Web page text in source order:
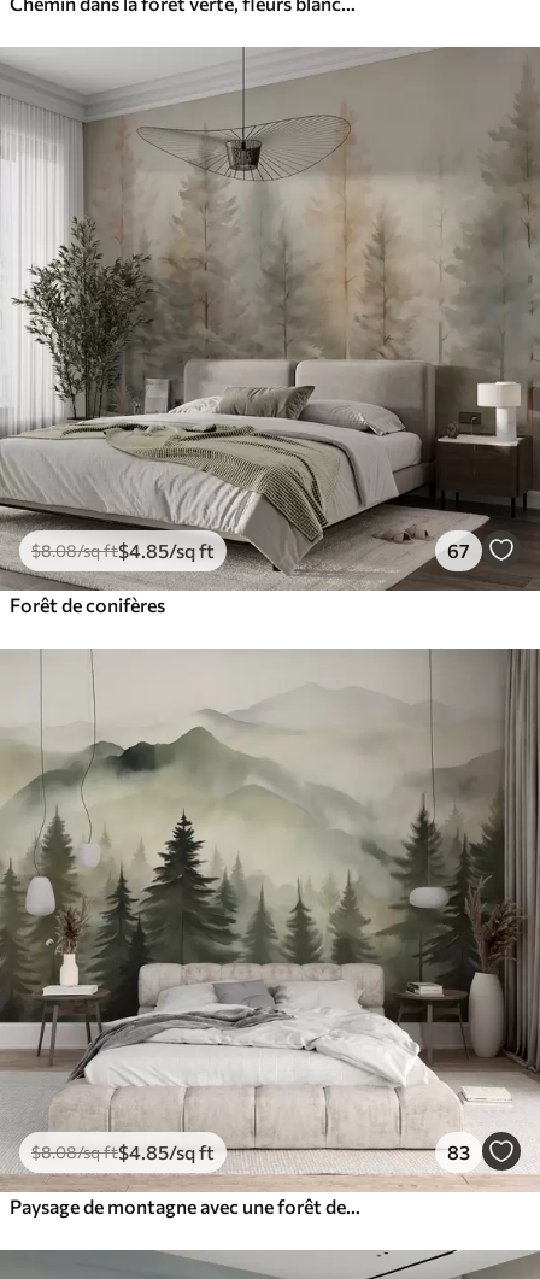
$8.08/sq ft$4 .85/sq ft 67
Forêt de conifères
$8.08/sq ft$4 .85/sq ft 83